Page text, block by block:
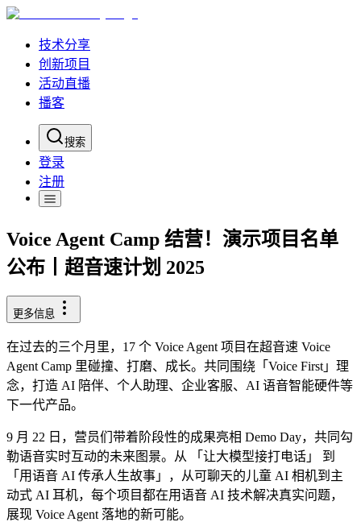
技术分享
创新项目
活动直播
播客
搜索
登录
注册
Voice Agent Camp 结营！演示项目名单
公布丨超音速计划 2025
更多信息
在过去的三个月里，17 个 Voice Agent 项目在超音速 Voice
Agent Camp 里碰撞、打磨、成长。共同围绕「Voice First」理
念，打造 AI 陪伴、个人助理、企业客服、AI 语音智能硬件等
下一代产品。
9 月 22 日，营员们带着阶段性的成果亮相 Demo Day，共同勾
勒语音实时互动的未来图景。从 「让大模型接打电话」 到
「用语音 AI 传承人生故事」，从可聊天的儿童 AI 相机到主
动式 AI 耳机，每个项目都在用语音 AI 技术解决真实问题，
展现 Voice Agent 落地的新可能。